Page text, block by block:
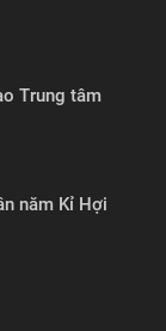
Trung tâm
năm Kỉ Hợi